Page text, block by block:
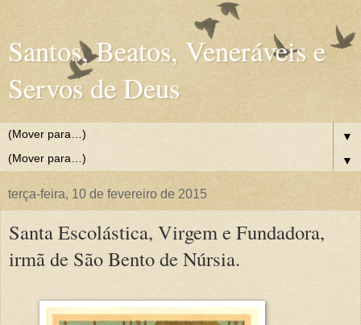
Santos, Beatos, Veneráveis e
Servos de Deus
▼
▼
terça-feira, 10 de fevereiro de 2015
Santa Escolástica, Virgem e Fundadora,
irmã de São Bento de Núrsia.